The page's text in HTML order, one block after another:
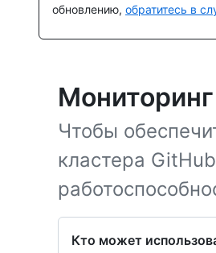
обновлению, обратитесь в
Чтобы
кластера
Кто может